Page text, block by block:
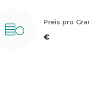
Preis pro
€